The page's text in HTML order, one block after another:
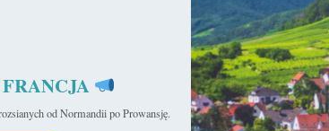
od Normandii po Prowansję.